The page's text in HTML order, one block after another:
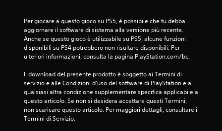
Per giocare a questo gioco su PS5, è possibile che tu debba
aggiornare il software di sistema alla versione più recente.
Anche se questo gioco è utilizzabile su PS5, alcune funzioni
disponibili su PS4 potrebbero non risultare disponibili. Per
ulteriori informazioni, consulta la pagina PlayStation.com/bc.
Il download del presente prodotto è soggetto ai Termini di
servizio e alle Condizioni d'uso del software di PlayStation e a
qualsiasi altra condizione supplementare specifica applicabile a
questo articolo. Se non si desidera accettare questi Termini,
non scaricare questo articolo. Per maggiori dettagli, consultare i
Termini di Servizio.